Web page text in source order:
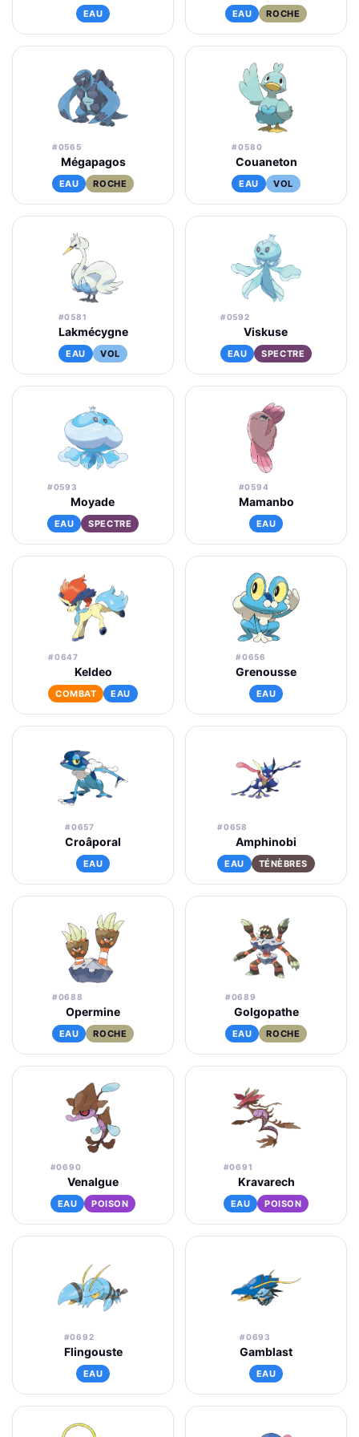
EAU EAU ROCHE
#0565
Mégapagos
EAU ROCHE
#0580
Couaneton
EAU VOL
#0581
Lakmécygne
EAU VOL
#0592
Viskuse
EAU SPECTRE
#0593
Moyade
EAU SPECTRE
#0594
Mamanbo
EAU
#0647
Keldeo
COMBAT EAU
#0656
Grenousse
EAU
#0657
Croâporal
EAU
#0658
Amphinobi
EAU TÉNÈBRES
#0688
Opermine
EAU ROCHE
#0689
Golgopathe
EAU ROCHE
#0690
Venalgue
EAU POISON
#0691
Kravarech
EAU POISON
#0692
Flingouste
EAU
#0693
Gamblast
EAU